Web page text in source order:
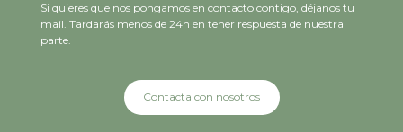
Si quieres que nos pongamos en contacto contigo, déjanos tu
mail. Tardarás menos de 24h en tener respuesta de nuestra
parte.
Contacta con nosotros